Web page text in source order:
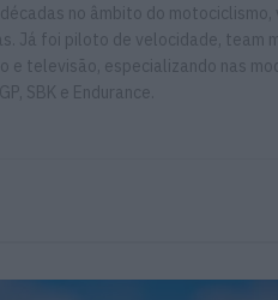
no âmbito do motociclismo,
Já foi piloto de velocidade, team
e televisão, especializando nas
SBK e Endurance.